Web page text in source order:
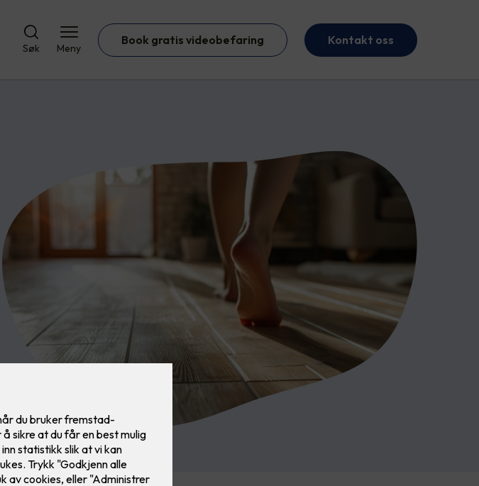
Søk Meny
Book gratis videobefaring Kontakt oss